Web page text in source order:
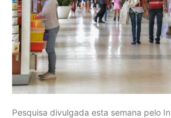
Pesquisa divulgada esta semana pelo